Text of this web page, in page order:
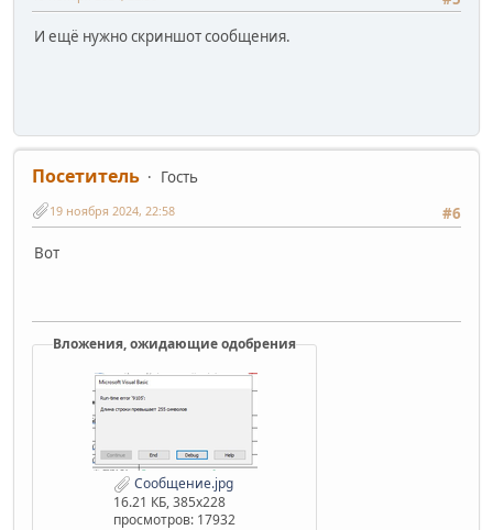
И ещё нужно скриншот сообщения.
Посетитель
Гость
#6
19 ноября 2024, 22:58
Вот
Вложения, ожидающие одобрения
Сообщение.jpg
16.21 КБ, 385x228
просмотров: 17932